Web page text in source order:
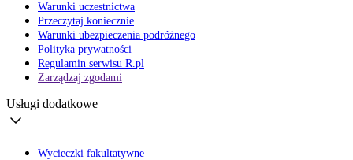
Warunki uczestnictwa
Przeczytaj koniecznie
Warunki ubezpieczenia podróżnego
Polityka prywatności
Regulamin serwisu R.pl
Zarządzaj zgodami
Usługi dodatkowe
Wycieczki fakultatywne